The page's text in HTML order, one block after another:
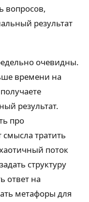
вопросов,
результат
очевидны.
времени на
результат.
про
тратить
поток
структуру
ответ на
метафоры для